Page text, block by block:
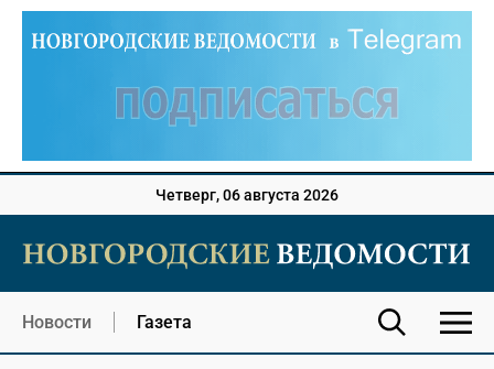
Четверг, 06 августа 2026
Новости Газета